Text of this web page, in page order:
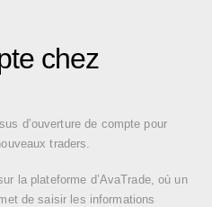
chez
d’ouverture de compte pour
traders.
la plateforme d’AvaTrade, où un
de saisir les informations